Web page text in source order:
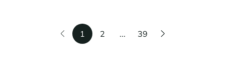
1 2 ... 39